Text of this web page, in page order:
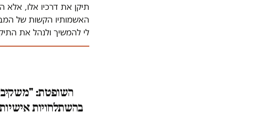
תיקן את דרכיו אלו,
האשמותיו הקשות של
לי להמשיך ולנהל את
השופטת:
בהשתלחויות